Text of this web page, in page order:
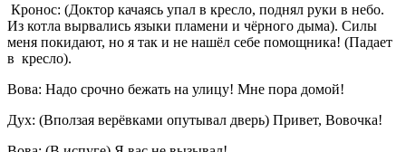
Кронос: (Доктор качаясь упал в кресло, поднял руки в небо.
Из котла вырвались языки пламени и чёрного дыма). Силы
меня покидают, но я так и не нашёл себе помощника! (Падает
в кресло).
Вова: Надо срочно бежать на улицу! Мне пора домой!
Дух: (Вползая верёвками опутывал дверь) Привет, Вовочка!